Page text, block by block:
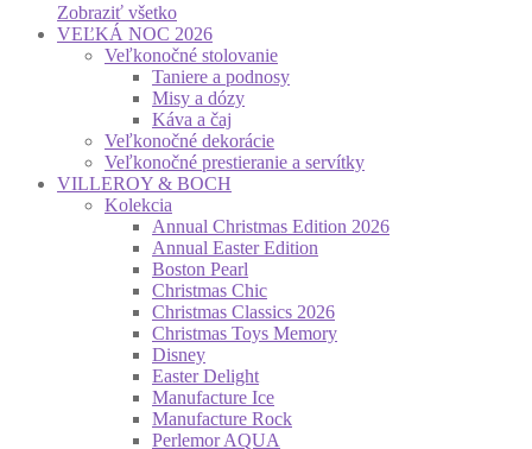
Zobraziť všetko
VEĽKÁ NOC 2026
Veľkonočné stolovanie
Taniere a podnosy
Misy a dózy
Káva a čaj
Veľkonočné dekorácie
Veľkonočné prestieranie a servítky
VILLEROY & BOCH
Kolekcia
Annual Christmas Edition 2026
Annual Easter Edition
Boston Pearl
Christmas Chic
Christmas Classics 2026
Christmas Toys Memory
Disney
Easter Delight
Manufacture Ice
Manufacture Rock
Perlemor AQUA